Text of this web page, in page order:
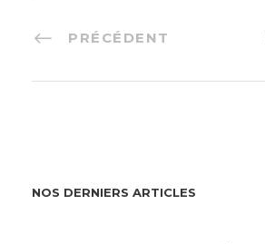
PRÉCÉDENT
NOS DERNIERS ARTICLES